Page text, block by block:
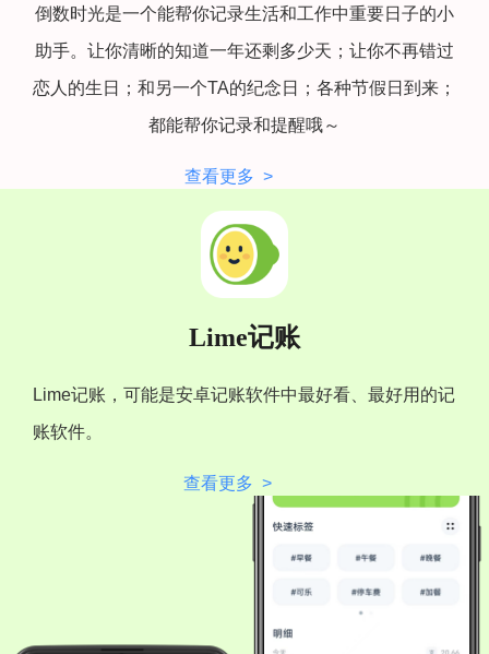
倒数时光是一个能帮你记录生活和工作中重要日子的小
助手。让你清晰的知道一年还剩多少天；让你不再错过
恋人的生日；和另一个TA的纪念日；各种节假日到来；
都能帮你记录和提醒哦～
查看更多 >
Lime记账
Lime记账，可能是安卓记账软件中最好看、最好用的记
账软件。
查看更多 >